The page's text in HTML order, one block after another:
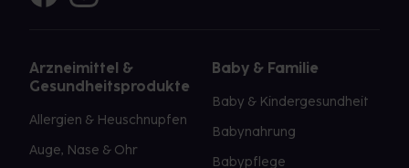
Arzneimittel &
Gesundheitsprodukte
Allergien & Heuschnupfen
Auge, Nase & Ohr
Baby & Familie
Baby & Kindergesundheit
Babynahrung
Babypflege